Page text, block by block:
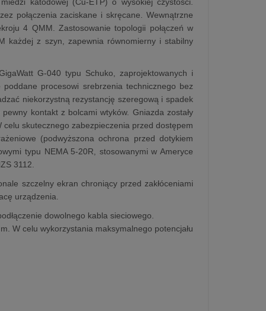
połączenia zaciskane i skręcane. Wewnątrzne
4 QMM. Zastosowanie topologii połączeń w
każdej z szyn, zapewnia równomierny i stabilny
G-040 typu Schuko, zaprojektowanych i
procesowi srebrzenia technicznego bez
niekorzystną rezystancję szeregową i spadek
kontakt z bolcami wtyków. Gniazda zostały
skutecznego zabezpieczenia przed dostępem
(podwyższona ochrona przed dotykiem
typu NEMA 5-20R, stosowanymi w Ameryce
3112.
szczelny ekran chroniący przed zakłóceniami
urządzenia.
dowolnego kabla sieciowego.
W celu wykorzystania maksymalnego potencjału